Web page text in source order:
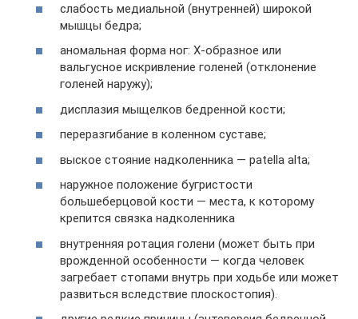
слабость медиальной (внутренней) широкой
мышцы бедра;
аномальная форма ног: Х-образное или
вальгусное искривление голеней (отклонение
голеней наружу);
дисплазия мыщелков бедренной кости;
переразгибание в коленном суставе;
выское стояние надколенника — patella alta;
наружное положение бугристости
большеберцовой кости — места, к которому
крепится связка надколенника
внутренняя ротация голени (может быть при
врожденной особенности — когда человек
загребает стопами внутрь при ходьбе или может
развиться вследствие плоскостопия).